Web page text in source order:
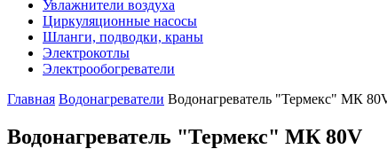
Увлажнители воздуха
Циркуляционные насосы
Шланги, подводки, краны
Электрокотлы
Электрообогреватели
Главная Водонагреватели Водонагреватель "Термекс" МК
Водонагреватель "Термекс" МК 80V